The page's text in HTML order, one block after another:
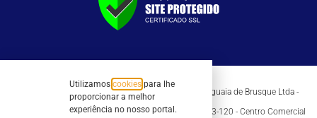
Todos os direitos reservados - Sociedade Rádio Araguaia de Brusque Ltda -
CNPJ 82.983.230/0001-82
Mathilde Hoffmann, 66 - Centro II, Brusque, SC - 88353-120 - Centro Comercial
Utilizamos cookies para lhe
proporcionar a melhor
experiência no nosso portal.